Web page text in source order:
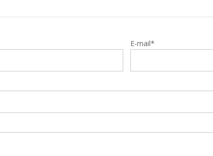
E-mail*